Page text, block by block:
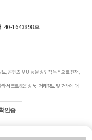
40-1643898호
, 콘텐츠 및 UI등을 상업적 목적으로 전재,
서 크로켓은 상품·거래정보 및 거래에 대
인증